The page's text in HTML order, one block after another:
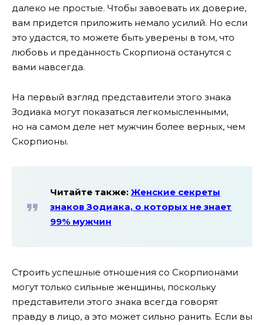
далеко не простые. Чтобы завоевать их доверие,
вам придется приложить немало усилий. Но если
это удастся, то можете быть уверены в том, что
любовь и преданность Скорпиона останутся с
вами навсегда.
На первый взгляд представители этого знака
Зодиака могут показаться легкомысленными,
но на самом деле нет мужчин более верных, чем
Скорпионы.
Читайте также: Женские секреты
знаков Зодиака, о которых не знает
99% мужчин
Строить успешные отношения со Скорпионами
могут только сильные женщины, поскольку
представители этого знака всегда говорят
правду в лицо, а это может сильно ранить. Если вы